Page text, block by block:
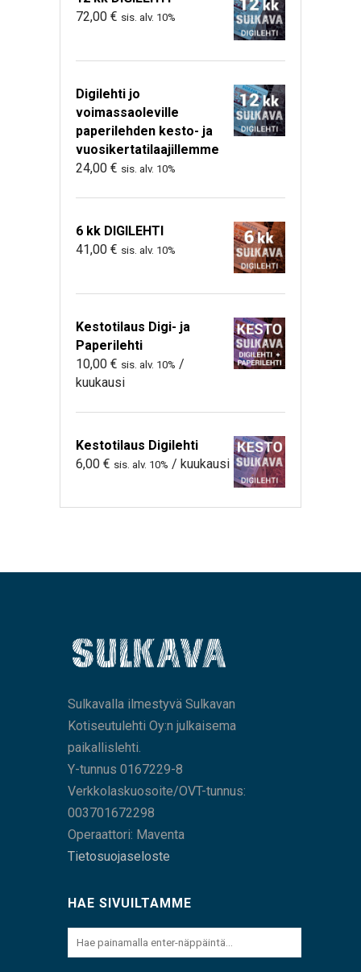
72,00 € sis. alv. 10%
Digilehti jo
voimassaoleville
paperilehden kesto- ja
vuosikertatilaajillemme
24,00 € sis. alv. 10%
6 kk DIGILEHTI
41,00 € sis. alv. 10%
Kestotilaus Digi- ja
Paperilehti
10,00 € sis. alv. 10% /
kuukausi
Kestotilaus Digilehti
6,00 € sis. alv. 10% / kuukausi
Sulkavalla ilmestyvä Sulkavan
Kotiseutulehti Oy:n julkaisema
paikallislehti.
Y-tunnus 0167229-8
Verkkolaskuosoite/OVT-tunnus:
003701672298
Operaattori: Maventa
Tietosuojaseloste
HAE SIVUILTAMME